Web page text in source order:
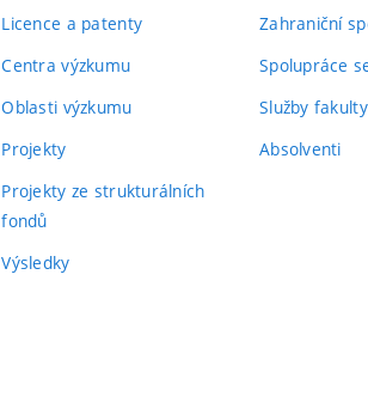
Licence a patenty
Centra výzkumu
Oblasti výzkumu
Projekty
Projekty ze strukturálních
fondů
Výsledky
Zahraniční
Spolupráce
Služby fakulty
Absolventi